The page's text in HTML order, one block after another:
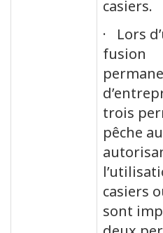
casiers.
· Lors
fusion
trois
pêche
casiers
sont